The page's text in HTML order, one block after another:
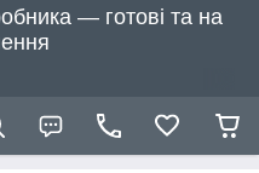
— готові та на